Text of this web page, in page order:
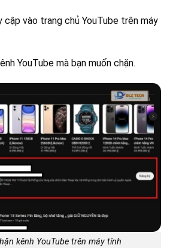
cập vào trang chủ YouTube trên máy
YouTube mà bạn muốn chặn.
kênh YouTube trên máy tính